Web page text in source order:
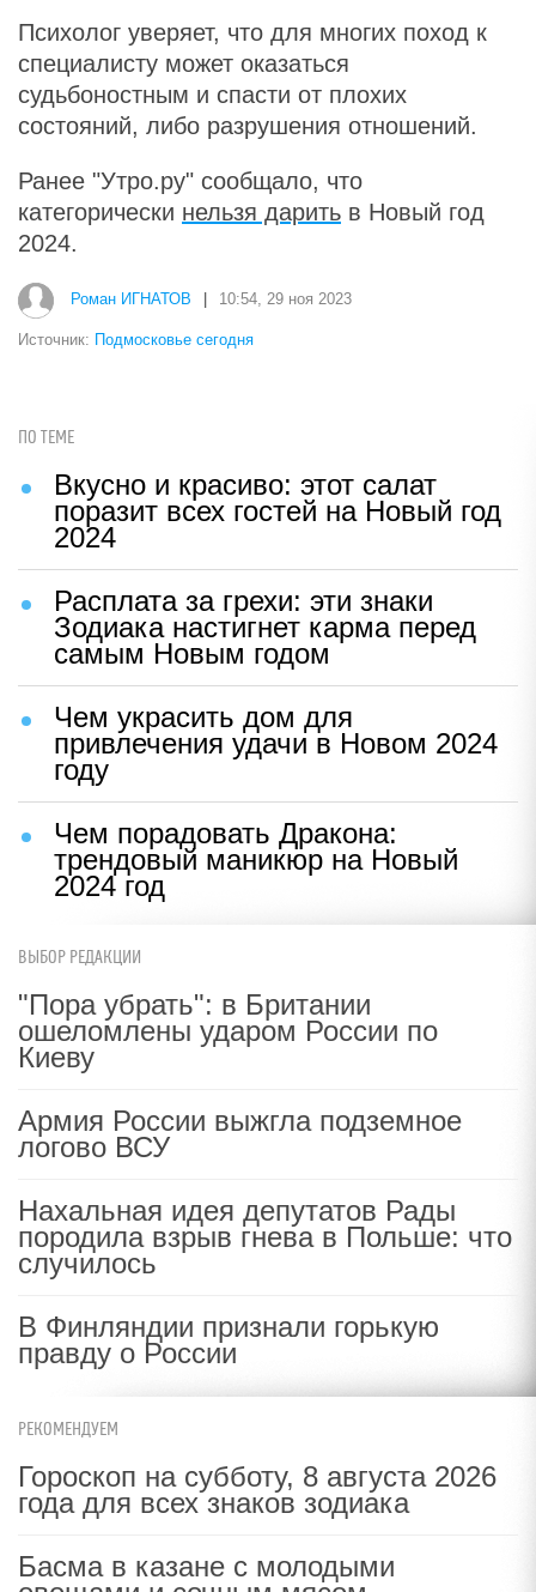
Психолог уверяет, что для многих поход к
специалисту может оказаться
судьбоностным и спасти от плохих
состояний, либо разрушения отношений.
Ранее "Утро.ру" сообщало, что
категорически нельзя дарить в Новый год
2024.
Роман ИГНАТОВ 10:54, 29 ноя 2023
Источник: Подмосковье сегодня
ПО ТЕМЕ
Вкусно и красиво: этот салат
поразит всех гостей на Новый год
2024
Расплата за грехи: эти знаки
Зодиака настигнет карма перед
самым Новым годом
Чем украсить дом для
привлечения удачи в Новом 2024
году
Чем порадовать Дракона:
трендовый маникюр на Новый
2024 год
ВЫБОР РЕДАКЦИИ
"Пора убрать": в Британии
ошеломлены ударом России по
Киеву
Армия России выжгла подземное
логово ВСУ
Нахальная идея депутатов Рады
породила взрыв гнева в Польше: что
случилось
В Финляндии признали горькую
правду о России
РЕКОМЕНДУЕМ
Гороскоп на субботу, 8 августа 2026
года для всех знаков зодиака
Басма в казане с молодыми